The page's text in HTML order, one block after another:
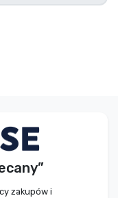
zakupów i